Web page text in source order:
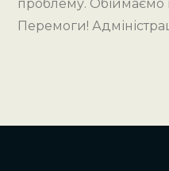
проблему. Обіймаємо
Перемоги!